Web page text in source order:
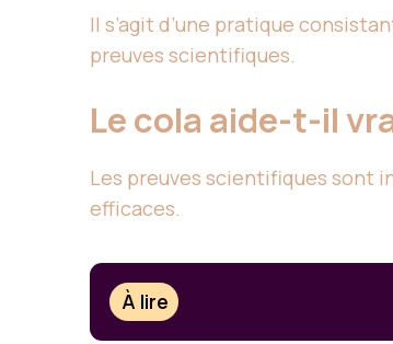
Il s’agit d’une pratique
preuves scientifiques.
Le cola aide-t-il
Les preuves scientifiques sont
efficaces.
À lire